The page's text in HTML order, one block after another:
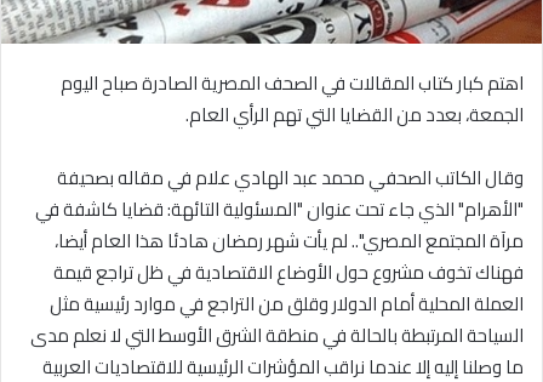
اهتم كبار كتاب المقالات في الصحف المصرية الصادرة صباح اليوم
الجمعة، بعدد من القضايا التي تهم الرأي العام.
وقال الكاتب الصحفي محمد عبد الهادي علام في مقاله بصحيفة
"الأهرام" الذي جاء تحت عنوان "المسئولية التائهة: قضايا كاشفة في
مرآة المجتمع المصري".. لم يأت شهر رمضان هادئا هذا العام أيضا،
فهناك تخوف مشروع حول الأوضاع الاقتصادية في ظل تراجع قيمة
العملة المحلية أمام الدولار وقلق من التراجع في موارد رئيسية مثل
السياحة المرتبطة بالحالة في منطقة الشرق الأوسط التي لا نعلم مدى
ما وصلنا إليه إلا عندما نراقب المؤشرات الرئيسية للاقتصاديات العربية